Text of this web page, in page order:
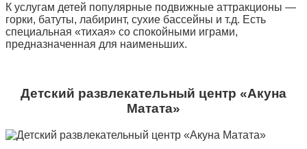
К услугам детей популярные подвижные аттракционы —
горки, батуты, лабиринт, сухие бассейны и т.д. Есть
специальная «тихая» со спокойными играми,
предназначенная для наименьших.
Детский развлекательный центр «Акуна
Матата»